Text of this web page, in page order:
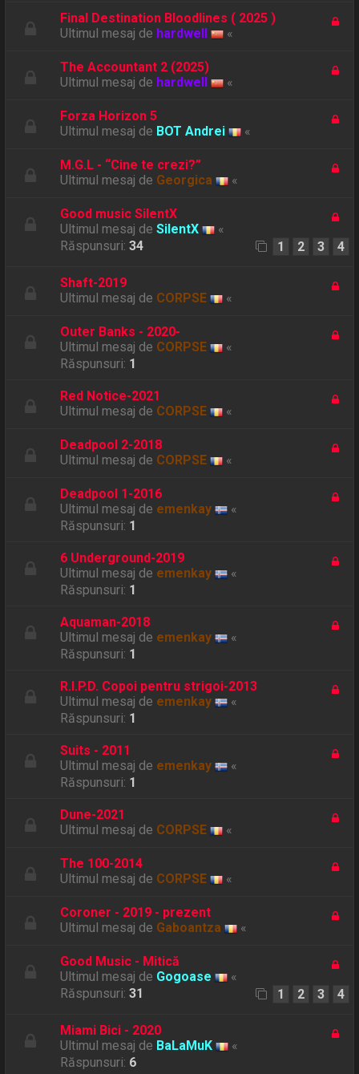
Final Destination Bloodlines ( 2025 )
Ultimul mesaj de hardwell «
The Accountant 2 (2025)
Ultimul mesaj de hardwell «
Forza Horizon 5
Ultimul mesaj de BOT Andrei «
M.G.L - “Cine te crezi?”
Ultimul mesaj de Georgica «
Good music SilentX
Ultimul mesaj deSilentX
«
Răspunsuri:34 1 2 3 4
Shaft-2019
Ultimul mesaj de CORPSE «
Outer Banks - 2020-
Ultimul mesaj de CORPSE
«
Răspunsuri: 1
Red Notice-2021
Ultimul mesaj de CORPSE «
Deadpool 2-2018
Ultimul mesaj de CORPSE «
Deadpool 1-2016
Ultimul mesaj de emenkay
«
Răspunsuri: 1
6 Underground-2019
Ultimul mesaj de emenkay
«
Răspunsuri: 1
Aquaman-2018
Ultimul mesaj de emenkay
«
Răspunsuri: 1
R.I.P.D. Copoi pentru strigoi-2013
Ultimul mesaj de emenkay
«
Răspunsuri: 1
Suits - 2011
Ultimul mesaj de emenkay
«
Răspunsuri: 1
Dune-2021
Ultimul mesaj de CORPSE «
The 100-2014
Ultimul mesaj de CORPSE «
Coroner - 2019 - prezent
Ultimul mesaj de Gaboantza «
Good Music - Mitică
Ultimul mesaj de Gogoase
«
Răspunsuri:31 1 2 3 4
Miami Bici - 2020
Ultimul mesaj de BaLaMuK
«
Răspunsuri: 6